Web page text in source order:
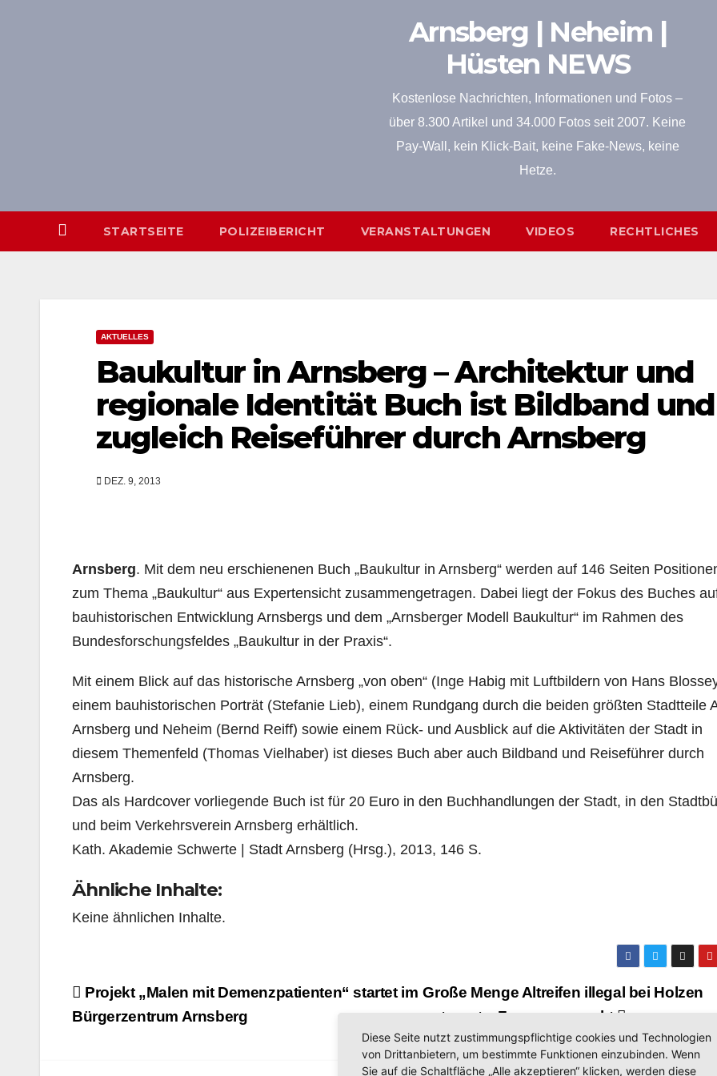
Arnsberg | Neheim |
Hüsten NEWS
Kostenlose Nachrichten, Informationen und Fotos –
über 8.300 Artikel und 34.000 Fotos seit 2007. Keine
Pay-Wall, kein Klick-Bait, keine Fake-News, keine
Hetze.
STARTSEITE POLIZEIBERICHT VERANSTALTUNGEN VIDEOS RECHTLICHES
AKTUELLES
Baukultur in Arnsberg – Architektur und
regionale Identität Buch ist Bildband und
zugleich Reiseführer durch Arnsberg
DEZ. 9, 2013
Arnsberg. Mit dem neu erschienenen Buch „Baukultur in Arnsberg“ werden auf 146 Seiten
zum Thema „Baukultur“ aus Expertensicht zusammengetragen. Dabei liegt der Fokus des Buches
bauhistorischen Entwicklung Arnsbergs und dem „Arnsberger Modell Baukultur“ im Rahmen des
Bundesforschungsfeldes „Baukultur in der Praxis“.
Mit einem Blick auf das historische Arnsberg „von oben“ (Inge Habig mit Luftbildern von Hans
einem bauhistorischen Porträt (Stefanie Lieb), einem Rundgang durch die beiden größten Stadtteile
Arnsberg und Neheim (Bernd Reiff) sowie einem Rück- und Ausblick auf die Aktivitäten der Stadt in
diesem Themenfeld (Thomas Vielhaber) ist dieses Buch aber auch Bildband und Reiseführer durch
Arnsberg.
Das als Hardcover vorliegende Buch ist für 20 Euro in den Buchhandlungen der Stadt, in den
und beim Verkehrsverein Arnsberg erhältlich.
Kath. Akademie Schwerte | Stadt Arnsberg (Hrsg.), 2013, 146 S.
Ähnliche Inhalte:
Keine ähnlichen Inhalte.
Beitragsnavigation
Große Menge Altreifen illegal bei Holzen
entsorgt – Zeugen gesucht
Projekt „Malen mit Demenzpatienten“ startet im
Bürgerzentrum Arnsberg
Diese Seite nutzt zustimmungspflichtige cookies und Technologien
von Drittanbietern, um bestimmte Funktionen einzubinden. Wenn
Sie auf die Schaltfläche „Alle akzeptieren“ klicken, werden diese